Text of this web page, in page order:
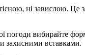
ні завислою. Це
погоди вибирайте
захисними вставками.